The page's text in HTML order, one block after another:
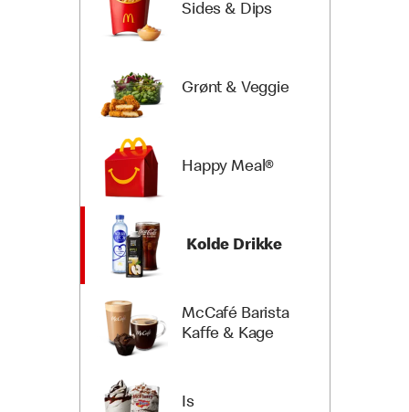
Sides & Dips
Grønt & Veggie
Happy Meal®
Kolde Drikke
McCafé Barista
Kaffe & Kage
Is